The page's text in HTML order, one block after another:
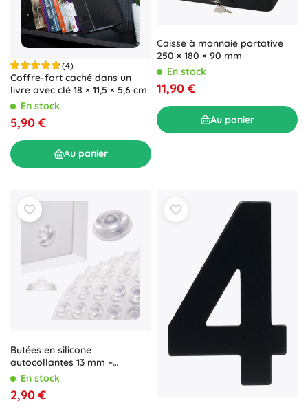
(4)
Coffre-fort caché dans un
livre avec clé 18 × 11,5 × 5,6 cm
En stock
5,90 €
Au panier
Caisse à monnaie portative
250 × 180 × 90 mm
En stock
11,90 €
Au panier
Butées en silicone
autocollantes 13 mm –
transparentes, 50 pcs
En stock
2,90 €